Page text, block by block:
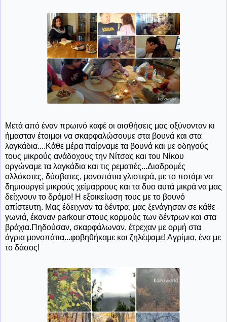
Μετά από έναν πρωινό καφέ οι αισθήσεις μας οξύνονταν κι
ήμασταν έτοιμοι να σκαρφαλώσουμε στα βουνά και στα
λαγκάδια....Κάθε μέρα παίρναμε τα βουνά και με οδηγούς
τους μικρούς ανάδοχους την Νίτσας και του Νίκου
οργώναμε τα λαγκάδια και τις ρεματιές...Διαδρομές
αλλόκοτες, δύσβατες, μονοπάτια γλιστερά, με το ποτάμι να
δημιουργεί μικρούς χείμαρρους και τα δυο αυτά μικρά να μας
δείχνουν το δρόμο! Η εξοικείωση τους με το βουνό
απίστευτη. Μας έδειχναν τα δέντρα, μας ξενάγησαν σε κάθε
γωνιά, έκαναν parkοur στους κορμούς των δέντρων και στα
βράχια.Πηδούσαν, σκαρφάλωναν, έτρεχαν με ορμή στα
άγρια μονοπάτια...φοβηθήκαμε και ζηλέψαμε! Αγρίμια, ένα με
το δάσος!